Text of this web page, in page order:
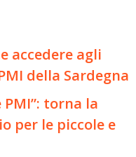
accedere agli
della Sardegna
torna la
per le piccole e